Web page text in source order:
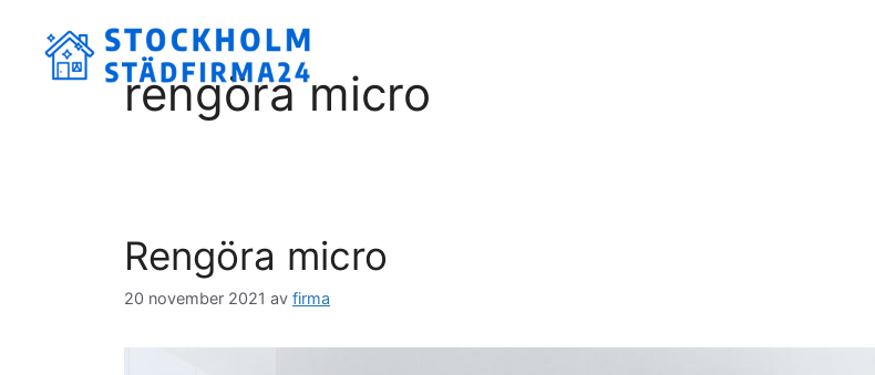
innehåll
rengöra micro
Rengöra micro
20 november 2021 av firma